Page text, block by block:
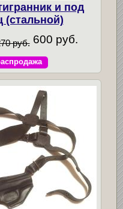
и под
(стальной)
руб. 600 руб.